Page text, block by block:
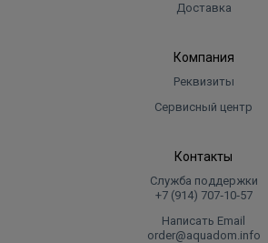
Доставка
Компания
Реквизиты
Сервисный центр
Контакты
Служба поддержки
+7 (914) 707‑10‑57
Написать Email
order@aquadom.info